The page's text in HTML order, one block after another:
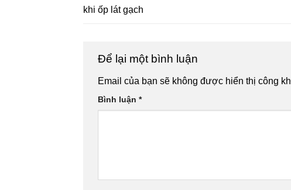
khi ốp lát gạch
Để lại một bình luận
Email của bạn sẽ không được hiển thị công
Bình luận *